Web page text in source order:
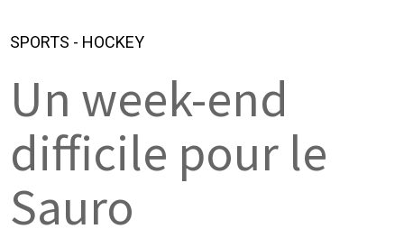
SPORTS - HOCKEY
Un week-end
difficile pour le
Sauro